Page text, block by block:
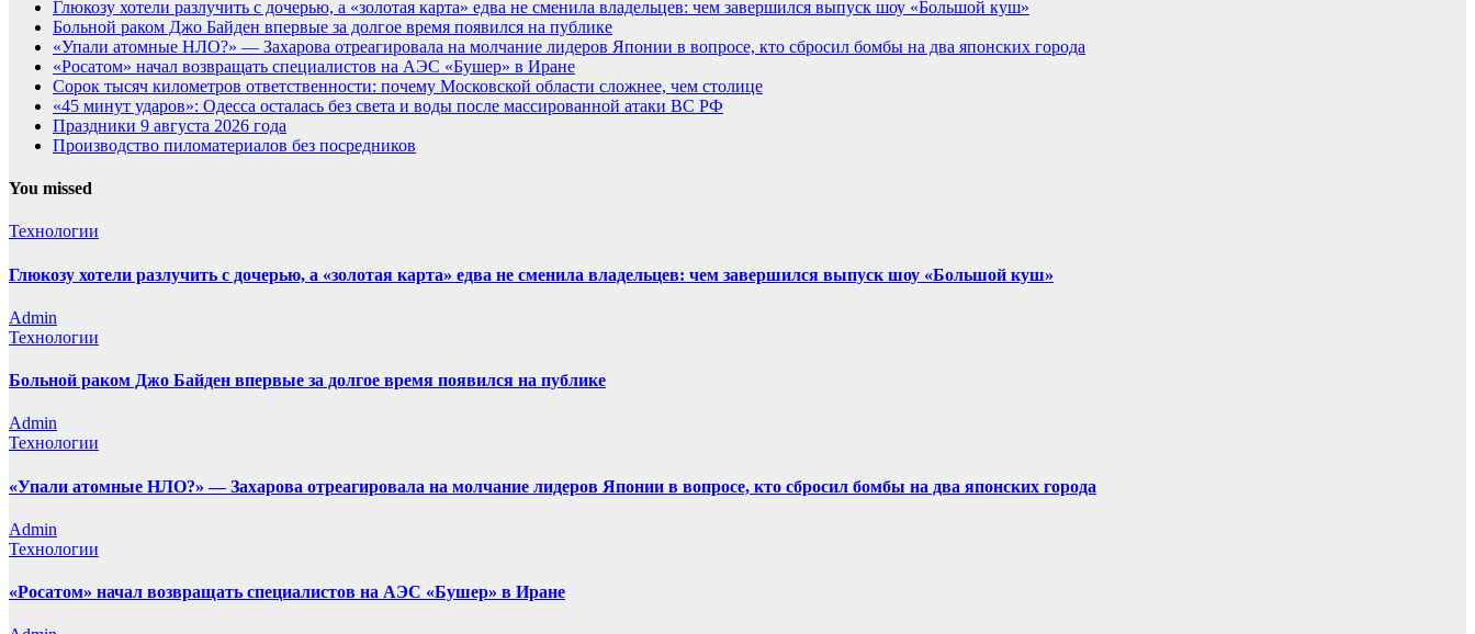
Глюкозу хотели разлучить с дочерью, а «золотая карта» едва не сменила владельцев: чем завершился выпуск шоу «Большой куш»
Больной раком Джо Байден впервые за долгое время появился на публике
«Упали атомные НЛО?» — Захарова отреагировала на молчание лидеров Японии в вопросе, кто сбросил бомбы на два японских города
«Росатом» начал возвращать специалистов на АЭС «Бушер» в Иране
Сорок тысяч километров ответственности: почему Московской области сложнее, чем столице
«45 минут ударов»: Одесса осталась без света и воды после массированной атаки ВС РФ
Праздники 9 августа 2026 года
Производство пиломатериалов без посредников
You missed
Технологии
Глюкозу хотели разлучить с дочерью, а «золотая карта» едва не сменила владельцев: чем завершился выпуск шоу «Большой куш»
Admin
Технологии
Больной раком Джо Байден впервые за долгое время появился на публике
Admin
Технологии
«Упали атомные НЛО?» — Захарова отреагировала на молчание лидеров Японии в вопросе, кто сбросил бомбы на два японских города
Admin
Технологии
«Росатом» начал возвращать специалистов на АЭС «Бушер» в Иране